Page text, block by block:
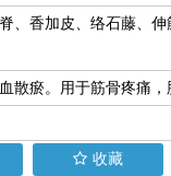
、香加皮、络石藤、
散瘀。用于筋骨疼痛，
收藏